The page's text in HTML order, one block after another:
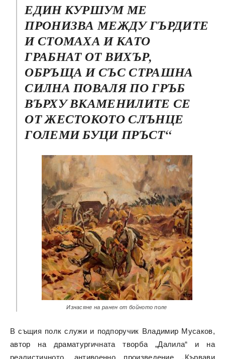
ЕДИН КУРШУМ МЕ
ПРОНИЗВА МЕЖДУ ГЪРДИТЕ
И СТОМАХА И КАТО
ГРАБНАТ ОТ ВИХЪР,
ОБРЪЩА И СЪС СТРАШНА
СИЛНА ПОВАЛЯ ПО ГРЪБ
ВЪРХУ ВКАМЕНИЛИТЕ СЕ
ОТ ЖЕСТОКОТО СЛЪНЦЕ
ГОЛЕМИ БУЦИ ПРЪСТ“
Изнасяне на ранен от бойното поле
В същия полк служи и подпоручик Владимир Мусаков,
автор на драматургичната творба „Далила“ и на
реалистичното, антивоенно произведение „Кървави